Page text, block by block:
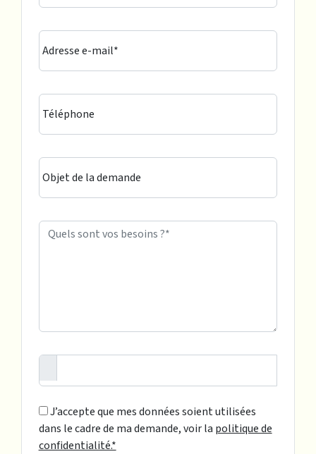
Adresse e-mail*
Téléphone
Objet de la demande
J’accepte que mes données soient utilisées
dans le cadre de ma demande, voir la politique de
confidentialité.*